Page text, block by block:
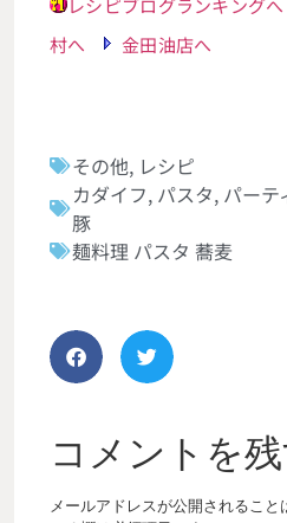
レシピブログランキングへ
村へ
金田油店へ
その他, レシピ
カダイフ, パスタ, パーテ
豚
麺料理 パスタ 蕎麦
コメントを
メールアドレスが公開されること